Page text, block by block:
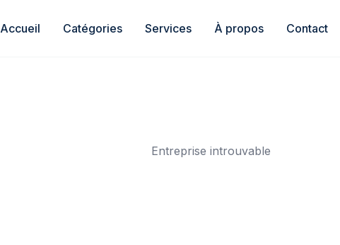
Accueil Catégories Services À propos Contact
Entreprise introuvable